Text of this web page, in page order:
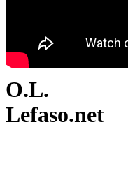
O.L.
Lefaso.net